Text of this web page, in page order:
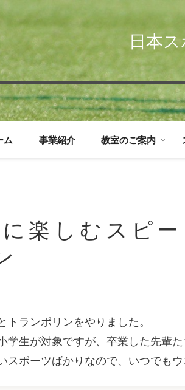
日本
ム 事業紹介 教室のご案内
楽しむスピー
ランポリンをやりました。
学生が対象ですが、卒業した先輩
スポーツばかりなので、いつでもウ